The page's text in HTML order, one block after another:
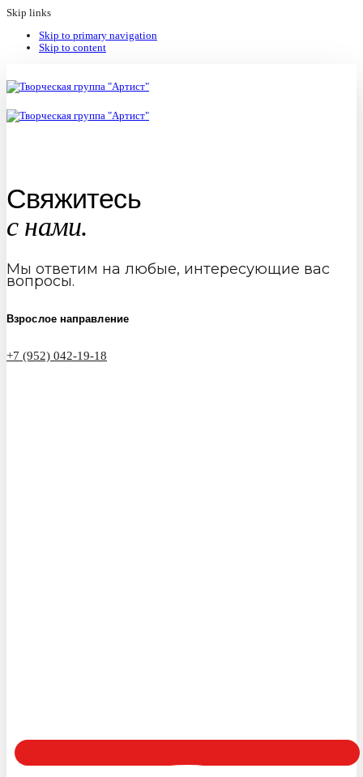
Skip links
Skip to primary navigation
Skip to content
Свяжитесь
с нами.
Мы ответим на любые, интересующие вас
вопросы.
Взрослое направление
+7 (952) 042-19-18